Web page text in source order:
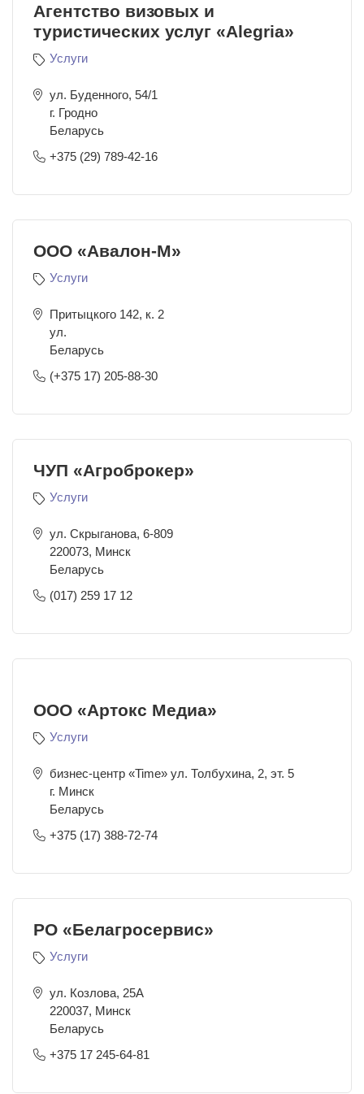
Агентство визовых и
туристических услуг «Аlegria»
Услуги
ул. Буденного, 54/1
г. Гродно
Беларусь
+375 (29) 789-42-16
ООО «Авалон-М»
Услуги
Притыцкого 142, к. 2
ул.
Беларусь
(+375 17) 205-88-30
ЧУП «Агроброкер»
Услуги
ул. Скрыганова, 6-809
220073, Минск
Беларусь
(017) 259 17 12
ООО «Артокс Медиа»
Услуги
бизнес-центр «Time» ул. Толбухина, 2, эт. 5
г. Минск
Беларусь
+375 (17) 388-72-74
РО «Белагросервис»
Услуги
ул. Козлова, 25А
220037, Минск
Беларусь
+375 17 245-64-81